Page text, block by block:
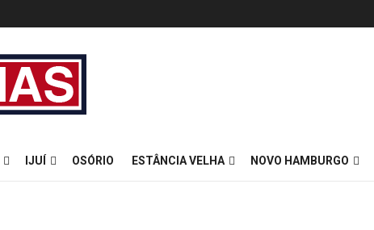
IJUÍ OSÓRIO ESTÂNCIA VELHA NOVO HAMBURGO